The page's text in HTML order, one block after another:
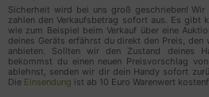
Sicherheit wird bei uns groß geschrieben!
zahlen den Verkaufsbetrag sofort aus. Es gibt
wie zum Beispiel beim Verkauf über eine
deines Geräts erfährst du direkt den Preis,
anbieten. Sollten wir den Zustand deines
bekommst du einen neuen Preisvorschlag
ablehnst, senden wir dir dein Handy sofort
Die Einsendung ist ab 10 Euro Warenwert
Ereignisverfolgung
Genutzte
Cookies